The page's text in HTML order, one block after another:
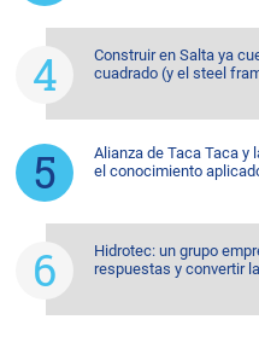
Construir en Salta ya
cuadrado (y el steel
Alianza de Taca Taca y
el conocimiento
Hidrotec: un grupo
respuestas y convertir